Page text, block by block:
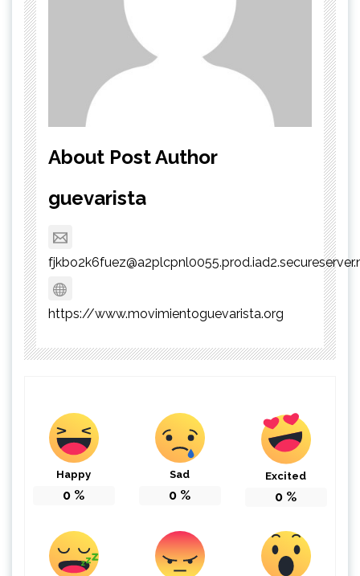
About Post Author
guevarista
https://www.movimientoguevarista.org
Happy
0 %
Sad
0 %
Excited
0 %